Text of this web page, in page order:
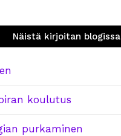
Näistä kirjoitan blogissa
koulutus
purkaminen